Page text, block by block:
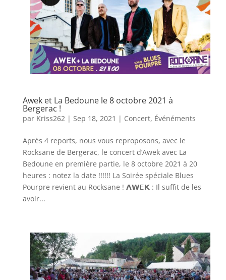
Awek et La Bedoune le 8 octobre 2021 à
Bergerac !
par Kriss262| Sep 18, 2021 | Concert, Événéments
Après 4 reports, nous vous reproposons, avec le
Rocksane de Bergerac, le concert d’Awek avec La
Bedoune en première partie, le 8 octobre 2021 à 20
heures : notez la date !!!!!! La Soirée spéciale Blues
Pourpre revient au Rocksane ! 𝗔𝗪𝗘𝗞 : Il suffit de les
avoir...